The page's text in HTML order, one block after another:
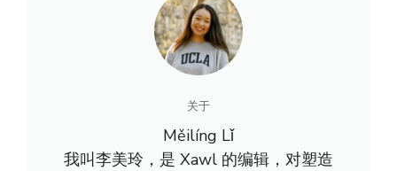
关于
Měilíng Lǐ
我叫李美玲，是 Xawl 的编辑，对塑造